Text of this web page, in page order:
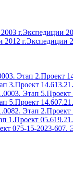
г.Экспедиции
2012 г.Экспедиции
Этап 2.Проект
3.Проект
Этап 5.Проект
5.Проект
Этап 2.Проект
1.Проект
075-15-2023-607.